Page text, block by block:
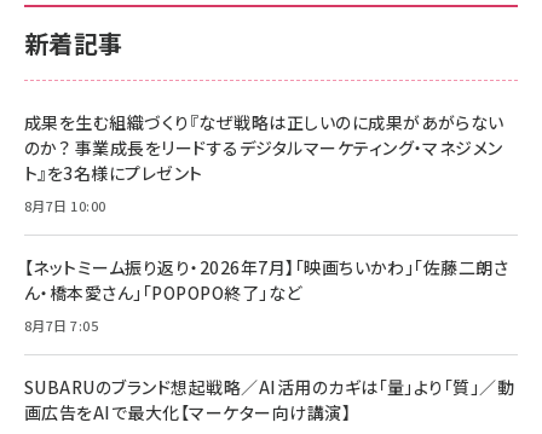
新着記事
成果を生む組織づくり『なぜ戦略は正しいのに成果があがらない
のか？ 事業成長をリードするデジタルマーケティング・マネジメン
ト』を3名様にプレゼント
8月7日 10:00
【ネットミーム振り返り・2026年7月】「映画ちいかわ」「佐藤二朗さ
ん・橋本愛さん」「POPOPO終了」など
8月7日 7:05
SUBARUのブランド想起戦略／AI活用のカギは「量」より「質」／動
画広告をAIで最大化【マーケター向け講演】